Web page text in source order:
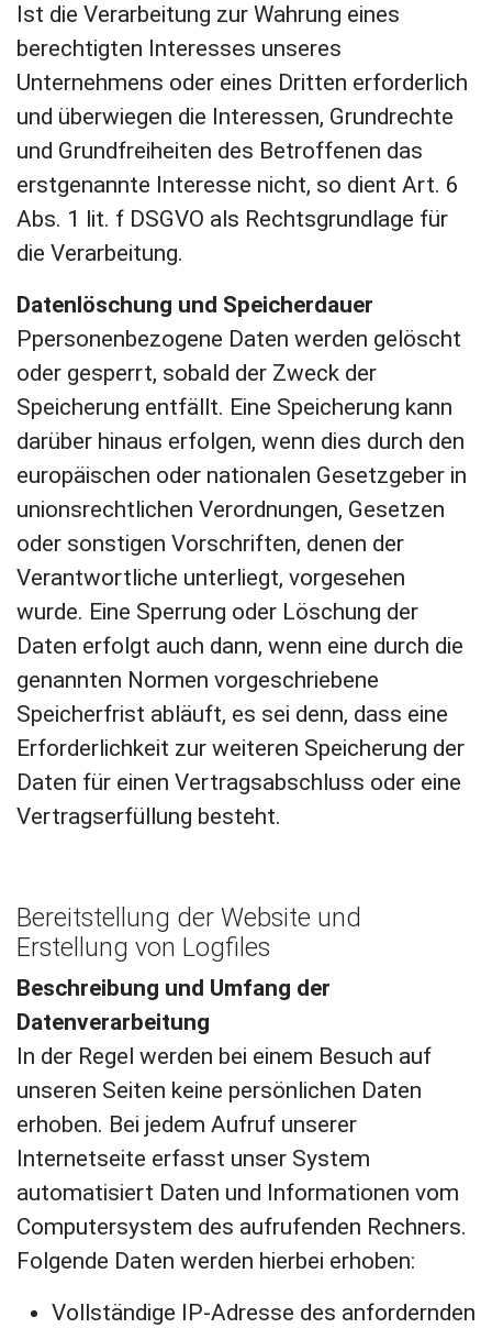
Ist die Verarbeitung zur Wahrung eines
berechtigten Interesses unseres
Unternehmens oder eines Dritten erforderlich
und überwiegen die Interessen, Grundrechte
und Grundfreiheiten des Betroffenen das
erstgenannte Interesse nicht, so dient Art. 6
Abs. 1 lit. f DSGVO als Rechtsgrundlage für
die Verarbeitung.
Datenlöschung und Speicherdauer
Ppersonenbezogene Daten werden gelöscht
oder gesperrt, sobald der Zweck der
Speicherung entfällt. Eine Speicherung kann
darüber hinaus erfolgen, wenn dies durch den
europäischen oder nationalen Gesetzgeber in
unionsrechtlichen Verordnungen, Gesetzen
oder sonstigen Vorschriften, denen der
Verantwortliche unterliegt, vorgesehen
wurde. Eine Sperrung oder Löschung der
Daten erfolgt auch dann, wenn eine durch die
genannten Normen vorgeschriebene
Speicherfrist abläuft, es sei denn, dass eine
Erforderlichkeit zur weiteren Speicherung der
Daten für einen Vertragsabschluss oder eine
Vertragserfüllung besteht.
Bereitstellung der Website und
Erstellung von Logfiles
Beschreibung und Umfang der
Datenverarbeitung
In der Regel werden bei einem Besuch auf
unseren Seiten keine persönlichen Daten
erhoben. Bei jedem Aufruf unserer
Internetseite erfasst unser System
automatisiert Daten und Informationen vom
Computersystem des aufrufenden Rechners.
Folgende Daten werden hierbei erhoben:
Vollständige IP-Adresse des anfordernden